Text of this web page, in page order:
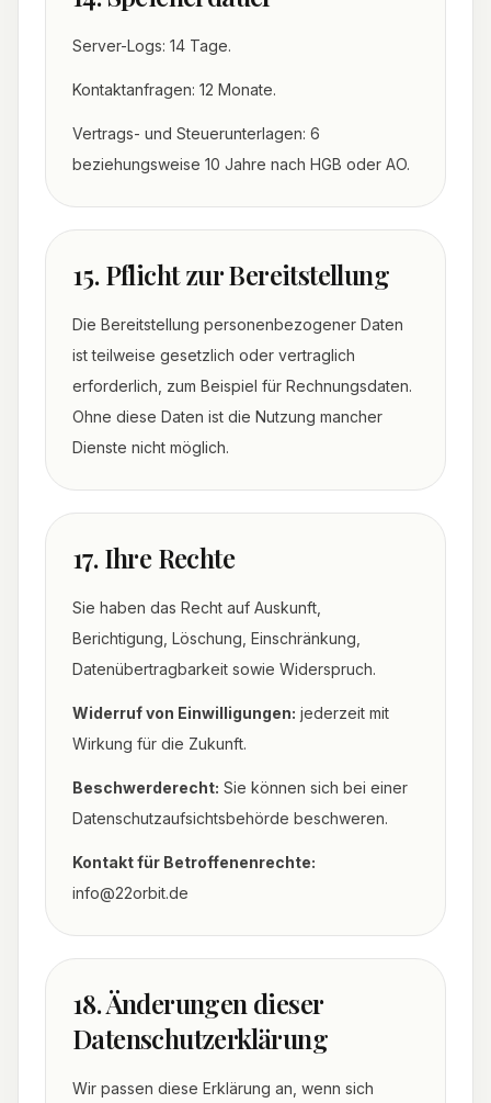
Server-Logs: 14 Tage.
Kontaktanfragen: 12 Monate.
Vertrags- und Steuerunterlagen: 6
beziehungsweise 10 Jahre nach HGB oder AO.
15. Pflicht zur Bereitstellung
Die Bereitstellung personenbezogener Daten
ist teilweise gesetzlich oder vertraglich
erforderlich, zum Beispiel für Rechnungsdaten.
Ohne diese Daten ist die Nutzung mancher
Dienste nicht möglich.
17. Ihre Rechte
Sie haben das Recht auf Auskunft,
Berichtigung, Löschung, Einschränkung,
Datenübertragbarkeit sowie Widerspruch.
Widerruf von Einwilligungen: jederzeit mit
Wirkung für die Zukunft.
Beschwerderecht: Sie können sich bei einer
Datenschutzaufsichtsbehörde beschweren.
Kontakt für Betroffenenrechte:
info@22orbit.de
18. Änderungen dieser
Datenschutzerklärung
Wir passen diese Erklärung an, wenn sich